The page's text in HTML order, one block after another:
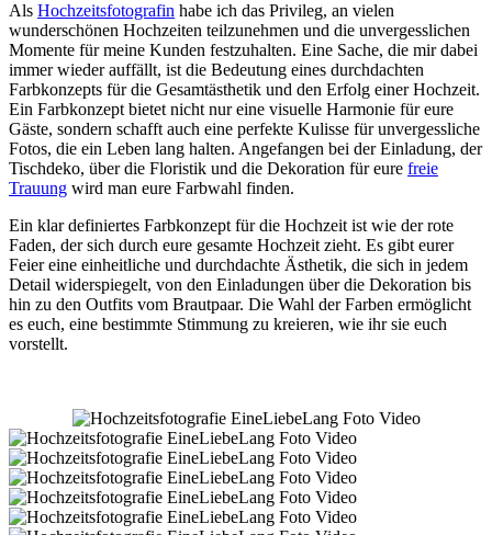
Als Hochzeitsfotografin habe ich das Privileg, an vielen
wunderschönen Hochzeiten teilzunehmen und die unvergesslichen
Momente für meine Kunden festzuhalten. Eine Sache, die mir dabei
immer wieder auffällt, ist die Bedeutung eines durchdachten
Farbkonzepts für die Gesamtästhetik und den Erfolg einer Hochzeit.
Ein Farbkonzept bietet nicht nur eine visuelle Harmonie für eure
Gäste, sondern schafft auch eine perfekte Kulisse für unvergessliche
Fotos, die ein Leben lang halten. Angefangen bei der Einladung, der
Tischdeko, über die Floristik und die Dekoration für eure freie
Trauung wird man eure Farbwahl finden.
Ein klar definiertes Farbkonzept für die Hochzeit ist wie der rote
Faden, der sich durch eure gesamte Hochzeit zieht. Es gibt eurer
Feier eine einheitliche und durchdachte Ästhetik, die sich in jedem
Detail widerspiegelt, von den Einladungen über die Dekoration bis
hin zu den Outfits vom Brautpaar. Die Wahl der Farben ermöglicht
es euch, eine bestimmte Stimmung zu kreieren, wie ihr sie euch
vorstellt.